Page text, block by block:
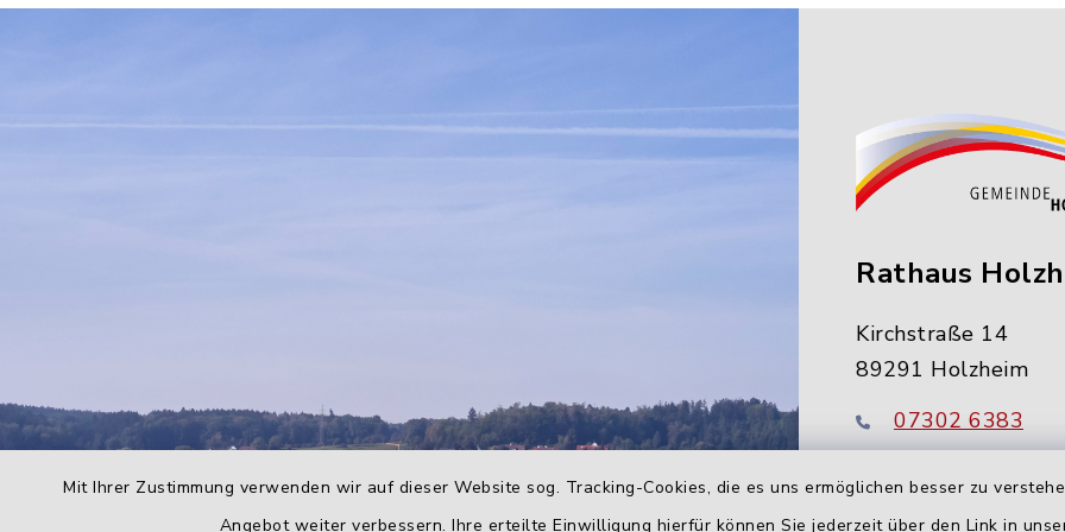
Mit Ihrer Zustimmung verwenden wir auf dieser Website sog. Tracking-Cookies, die es uns ermöglichen besser zu
Angebot weiter verbessern. Ihre erteilte Einwilligung hierfür können Sie jederzeit über den Link in
Rathaus
Kirchstraße 14
89291 Holzheim
07302 6383
info@holzheim-